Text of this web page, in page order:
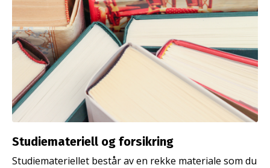
Studiemateriell og forsikring
Studiemateriellet består av en rekke materiale som du